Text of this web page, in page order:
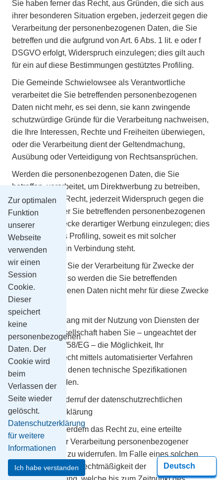
Zur optimalen
Funktion
unserer
Webseite
verwenden
wir einen
Session
Cookie.
Dieser
speichert
keine
personenbezogenen
Daten. Der
Cookie wird
beim
Verlassen der
Seite wieder
gelöscht.
Datenschutzerklärung
für weitere
Informationen
Ich habe verstanden
Sie haben ferner das Recht, aus Gründen, die sich aus
ihrer besonderen Situation ergeben, jederzeit gegen die
Verarbeitung der personenbezogenen Daten, die Sie
betreffen und die aufgrund von Art. 6 Abs. 1 lit. e oder f
DSGVO erfolgt, Widerspruch einzulegen; dies gilt auch
für ein auf diese Bestimmungen gestütztes Profiling.
Die Gemeinde Schwielowsee als Verantwortliche
verarbeitet die Sie betreffenden personenbezogenen
Daten nicht mehr, es sei denn, sie kann zwingende
schutzwürdige Gründe für die Verarbeitung nachweisen,
die Ihre Interessen, Rechte und Freiheiten überwiegen,
oder die Verarbeitung dient der Geltendmachung,
Ausübung oder Verteidigung von Rechtsansprüchen.
Werden die personenbezogenen Daten, die Sie
betreffen, verarbeitet, um Direktwerbung zu betreiben,
haben Sie das Recht, jederzeit Widerspruch gegen die
Verarbeitung der Sie betreffenden personenbezogenen
Daten zum Zwecke derartiger Werbung einzulegen; dies
gilt auch für das Profiling, soweit es mit solcher
Direktwerbung in Verbindung steht.
Widersprechen Sie der Verarbeitung für Zwecke der
Direktwerbung, so werden die Sie betreffenden
personenbezogenen Daten nicht mehr für diese Zwecke
verarbeitet.
Im Zusammenhang mit der Nutzung von Diensten der
Informationsgesellschaft haben Sie – ungeachtet der
Richtlinie 2002/58/EG – die Möglichkeit, Ihr
Widerspruchsrecht mittels automatisierter Verfahren
auszuüben, bei denen technische Spezifikationen
verwendet werden.
8. Recht auf Widerruf der datenschutzrechtlichen
Einwilligungserklärung
Ihnen steht außerdem das Recht zu, eine erteilte
Einwilligung zur Verarbeitung personenbezogener
Daten jederzeit zu widerrufen. Im Falle eines solchen
Widerrufs wird die Rechtmäßigkeit der